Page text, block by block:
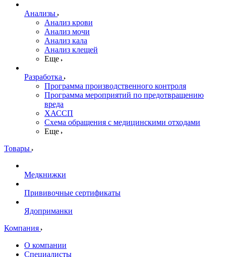
Анализы
Анализ крови
Анализ мочи
Анализ кала
Анализ клещей
Еще
Разработка
Программа производственного контроля
Программа мероприятий по предотвращению
вреда
ХАССП
Схема обращения с медицинскими отходами
Еще
Товары
Медкнижки
Прививочные сертификаты
Ядоприманки
Компания
О компании
Специалисты